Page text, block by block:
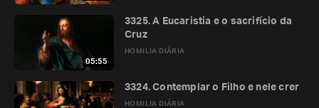
05:55
HOMILIA DIÁRIA
3325. A Eucaristia e o sacrifício da
Cruz
HOMILIA DIÁRIA
3324. Contemplar o Filho e nele crer